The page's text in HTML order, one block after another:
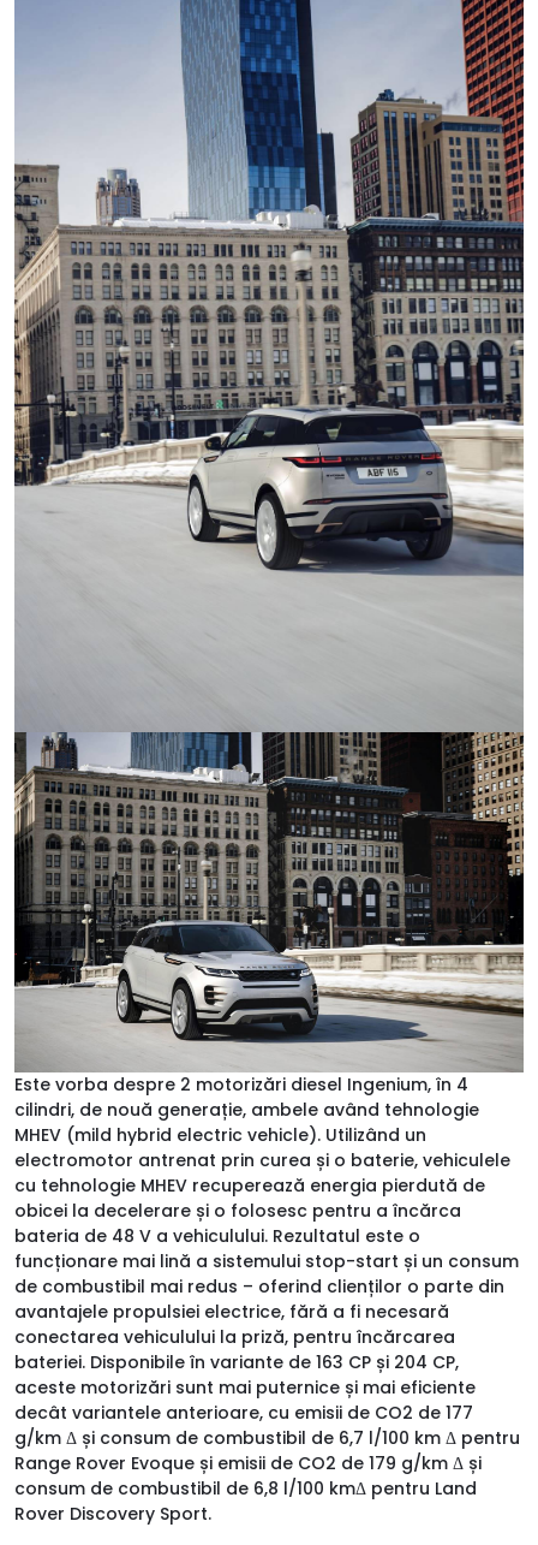
Este vorba despre 2 motorizări diesel Ingenium, în 4
cilindri, de nouă generație, ambele având tehnologie
MHEV (mild hybrid electric vehicle). Utilizând un
electromotor antrenat prin curea și o baterie, vehiculele
cu tehnologie MHEV recuperează energia pierdută de
obicei la decelerare și o folosesc pentru a încărca
bateria de 48 V a vehiculului. Rezultatul este o
funcționare mai lină a sistemului stop-start și un consum
de combustibil mai redus – oferind clienților o parte din
avantajele propulsiei electrice, fără a fi necesară
conectarea vehiculului la priză, pentru încărcarea
bateriei. Disponibile în variante de 163 CP și 204 CP,
aceste motorizări sunt mai puternice și mai eficiente
decât variantele anterioare, cu emisii de CO2 de 177
g/km Δ și consum de combustibil de 6,7 l/100 km Δ pentru
Range Rover Evoque și emisii de CO2 de 179 g/km Δ și
consum de combustibil de 6,8 l/100 kmΔ pentru Land
Rover Discovery Sport.